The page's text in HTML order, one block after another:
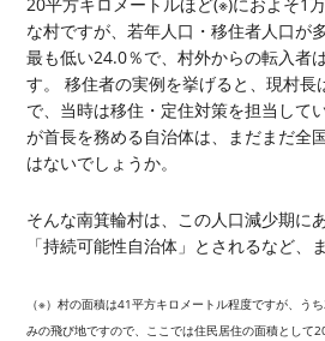
20平方キロメートルほど(※)におよそ1
な村ですが、若年人口・移住者人口が
最も低い24.0％で、村外からの転入者
す。 移住者の実例を挙げると、現村長
で、当時は移住・定住対策を担当して
が首長を務める自治体は、まだまだ全
はないでしょうか。
そんな南箕輪村は、この人口減少期に
「持続可能性自治体」とされるなど、
（※）村の面積は41平方キロメートル程度ですが、う
みの飛び地ですので、ここでは住民居住の面積として